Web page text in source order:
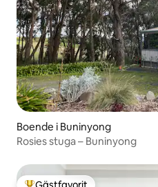
Boende i Buninyong
Rosies stuga – Buninyong